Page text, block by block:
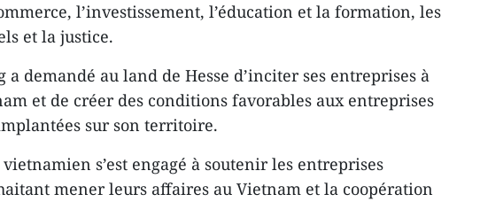
l’investissement, l’éducation et la formation, les
et la justice.
a demandé au land de Hesse d’inciter ses entreprises à
et de créer des conditions favorables aux entreprises
sur son territoire.
vietnamien s’est engagé à soutenir les entreprises
mener leurs affaires au Vietnam et la coopération